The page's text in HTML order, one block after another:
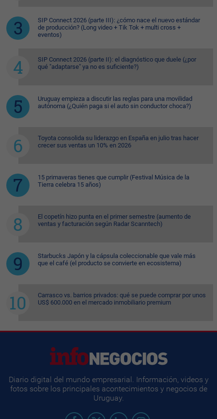
SIP Connect 2026 (parte III): ¿cómo nace el nuevo estándar
de producción? (Long video + Tik Tok + multi cross +
eventos)
SIP Connect 2026 (parte II): el diagnóstico que duele (¿por
qué "adaptarse" ya no es suficiente?)
Uruguay empieza a discutir las reglas para una movilidad
autónoma (¿Quién paga si el auto sin conductor choca?)
Toyota consolida su liderazgo en España en julio tras hacer
crecer sus ventas un 10% en 2026
15 primaveras tienes que cumplir (Festival Música de la
Tierra celebra 15 años)
El copetín hizo punta en el primer semestre (aumento de
ventas y facturación según Radar Scanntech)
Starbucks Japón y la cápsula coleccionable que vale más
que el café (el producto se convierte en ecosistema)
Carrasco vs. barrios privados: qué se puede comprar por unos
US$ 600.000 en el mercado inmobiliario premium
Diario digital del mundo empresarial. Información, videos y
fotos sobre los principales acontecimientos y negocios de
Uruguay.